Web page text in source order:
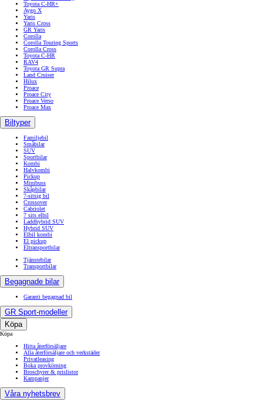
Toyota C-HR+
Aygo X
Yaris
Yaris Cross
GR Yaris
Corolla
Corolla Touring Sports
Corolla Cross
Toyota C-HR
RAV4
Toyota GR Supra
Land Cruiser
Hilux
Proace
Proace City
Proace Verso
Proace Max
Biltyper
Familjebil
Småbilar
SUV
Sportbilar
Kombi
Halvkombi
Pickup
Minibuss
Skåpbilar
7-sitsig bil
Crossover
Cabriolet
7 sits elbil
Laddhybrid SUV
Hybrid SUV
Elbil kombi
El pickup
Eltransportbilar
Tjänstebilar
Transportbilar
Begagnade bilar
Garanti begagnad bil
GR Sport-modeller
Köpa
Köpa
Hitta återförsäljare
Alla återförsäljare och verkstäder
Privatleasing
Boka provkörning
Broschyrer & prislistor
Kampanjer
Våra nyhetsbrev